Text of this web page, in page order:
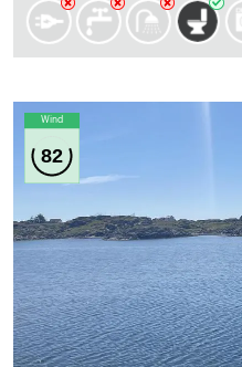
Wind
82